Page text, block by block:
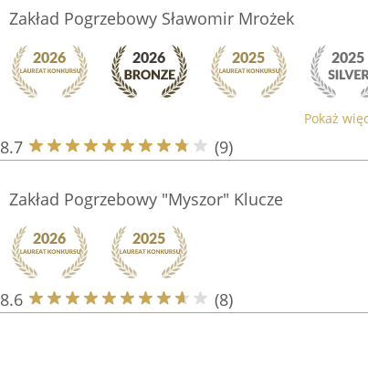
Zakład Pogrzebowy Sławomir Mrożek
Pokaż
8.7 (9)
Zakład Pogrzebowy "Myszor" Klucze
8.6 (8)